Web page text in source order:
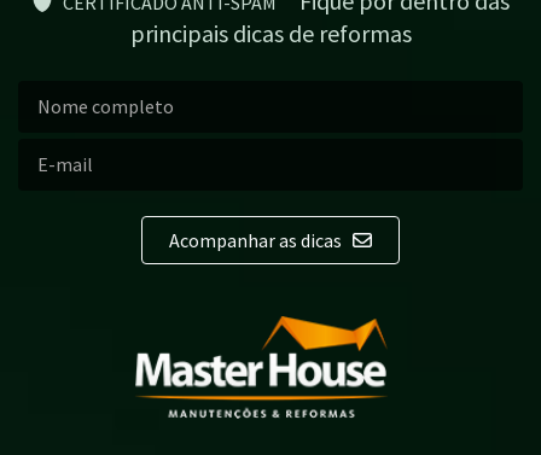
principais dicas de reformas
Acompanhar as dicas